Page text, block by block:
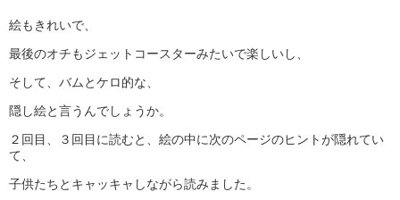
絵もきれいで、
最後のオチもジェットコースターみたいで楽しいし、
そして、バムとケロ的な、
隠し絵と言うんでしょうか。
２回目、３回目に読むと、絵の中に次のページのヒントが隠れてい
て、
子供たちとキャッキャしながら読みました。